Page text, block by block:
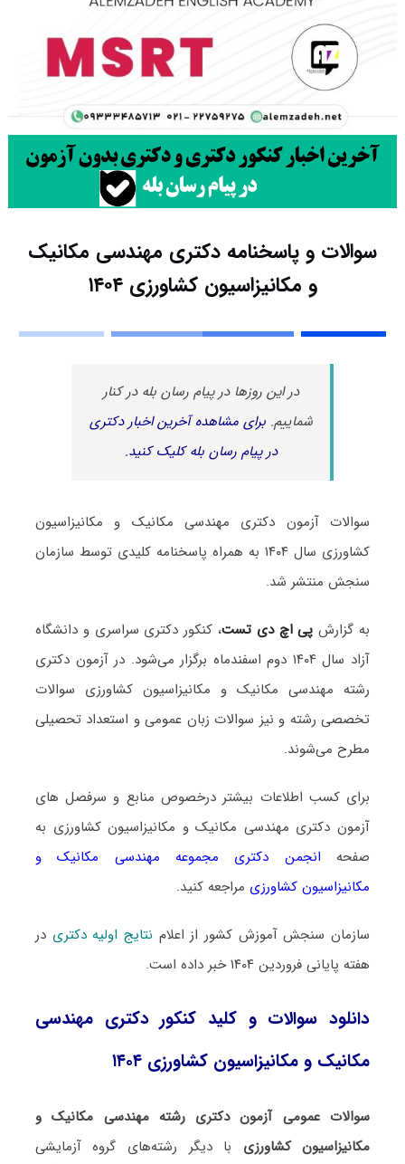
سوالات و پاسخنامه دکتری مهندسی مکانیک
و مکانیزاسیون کشاورزی ۱۴۰۴
در این روزها در پیام رسان بله در کنار
شماییم.برای مشاهده آخرین اخبار دکتری
در پیام رسان بله کلیک کنید.
سوالات آزمون دکتری مهندسی مکانیک و مکانیزاسیون
کشاورزی سال ۱۴۰۴ به همراه پاسخنامه کلیدی توسط سازمان
سنجش منتشر شد.
به گزارشپی اچ دی تست، کنکور دکتری سراسری و دانشگاه
آزاد سال ۱۴۰۴ دوم اسفندماه برگزار می‌شود. در آزمون دکتری
رشته مهندسی مکانیک و مکانیزاسیون کشاورزی سوالات
تخصصی رشته و نیز سوالات زبان عمومی و استعداد تحصیلی
مطرح می‌شوند.
برای کسب اطلاعات بیشتر درخصوص منابع و سرفصل های
آزمون دکتری مهندسی مکانیک و مکانیزاسیون کشاورزی به
صفحه انجمن دکتری مجموعه مهندسی مکانیک و
مکانیزاسیون کشاورزی مراجعه کنید.
سازمان سنجش آموزش کشور از اعلام نتایج اولیه دکتری در
هفته پایانی فروردین ۱۴۰۴ خبر داده است.
دانلود سوالات و کلید کنکور دکتری مهندسی
مکانیک و مکانیزاسیون کشاورزی ۱۴۰۴
سوالات عمومی آزمون دکتری رشته مهندسی مکانیک و
مکانیزاسیون کشاورزی با دیگر رشته‌های گروه آزمایشی